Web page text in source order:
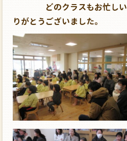
どのクラスもお忙しい中
りがとうございました。